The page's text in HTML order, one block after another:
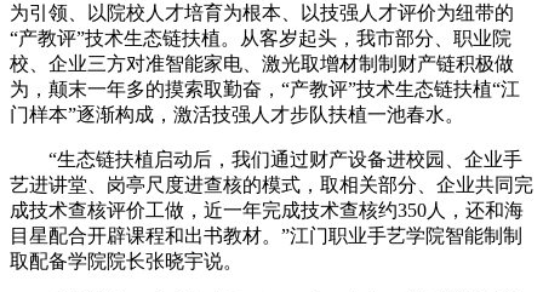
为引领、以院校人才培育为根本、以技强人才评价为纽带的
“产教评”技术生态链扶植。从客岁起头，我市部分、职业院
校、企业三方对准智能家电、激光取增材制制财产链积极做
为，颠末一年多的摸索取勤奋，“产教评”技术生态链扶植“江
门样本”逐渐构成，激活技强人才步队扶植一池春水。
“生态链扶植启动后，我们通过财产设备进校园、企业手
艺进讲堂、岗亭尺度进查核的模式，取相关部分、企业共同完
成技术查核评价工做，近一年完成技术查核约350人，还和海
目星配合开辟课程和出书教材。”江门职业手艺学院智能制制
取配备学院院长张晓宇说。